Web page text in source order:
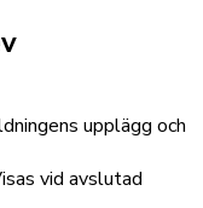
upplägg och
vid avslutad